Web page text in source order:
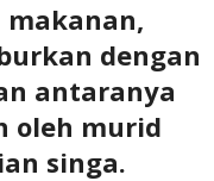
makanan,
dengan
antaranya
oleh murid
singa.